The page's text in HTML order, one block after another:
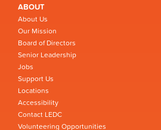
ABOUT
About Us
Our Mission
Board of Directors
Senior Leadership
Jobs
Support Us
Locations
Accessibility
Contact LEDC
Volunteering Opportunities